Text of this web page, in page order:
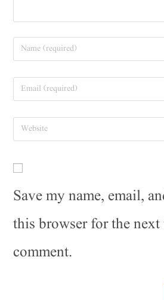
Save my name, email,
this browser for the
comment.